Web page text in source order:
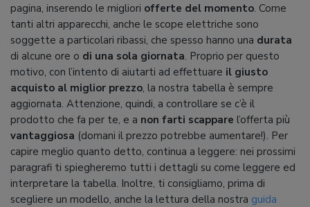
pagina, inserendo le migliori offerte del momento. Come
tanti altri apparecchi, anche le scope elettriche sono
soggette a particolari ribassi, che spesso hanno una durata
di alcune ore o di una sola giornata. Proprio per questo
motivo, con l’intento di aiutarti ad effettuare il giusto
acquisto al miglior prezzo, la nostra tabella è sempre
aggiornata. Attenzione, quindi, a controllare se c’è il
prodotto che fa per te, e a non farti scappare l’offerta più
vantaggiosa (domani il prezzo potrebbe aumentare!). Per
capire meglio quanto detto, continua a leggere: nei prossimi
paragrafi ti spiegheremo tutti i dettagli su come leggere ed
interpretare la tabella. Inoltre, ti consigliamo, prima di
scegliere un modello, anche la lettura della nostra guida